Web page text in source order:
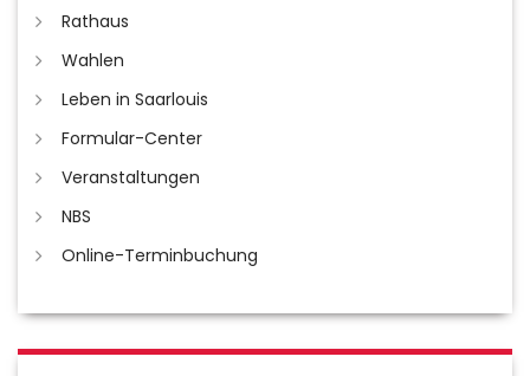
Rathaus
Wahlen
Leben in Saarlouis
Formular-Center
Veranstaltungen
NBS
Online-Terminbuchung